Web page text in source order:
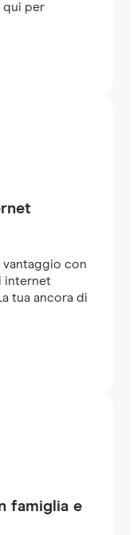
qui per
vantaggio con
internet
tua ancora di
famiglia e